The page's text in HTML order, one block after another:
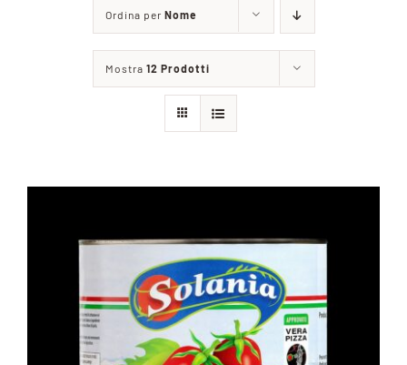
Settori che serviamo
Visita il nostro shop
Ordina per Nome
Mostra 12 Prodotti